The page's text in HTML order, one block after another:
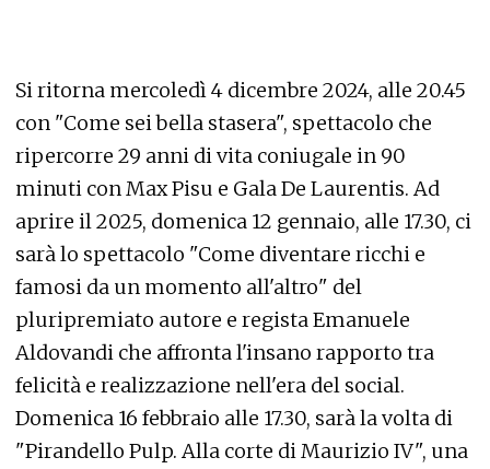
Si ritorna mercoledì 4 dicembre 2024, alle 20.45
con "Come sei bella stasera", spettacolo che
ripercorre 29 anni di vita coniugale in 90
minuti con Max Pisu e Gala De Laurentis. Ad
aprire il 2025, domenica 12 gennaio, alle 17.30, ci
sarà lo spettacolo "Come diventare ricchi e
famosi da un momento all'altro" del
pluripremiato autore e regista Emanuele
Aldovandi che affronta l'insano rapporto tra
felicità e realizzazione nell'era del social.
Domenica 16 febbraio alle 17.30, sarà la volta di
"Pirandello Pulp. Alla corte di Maurizio IV", una